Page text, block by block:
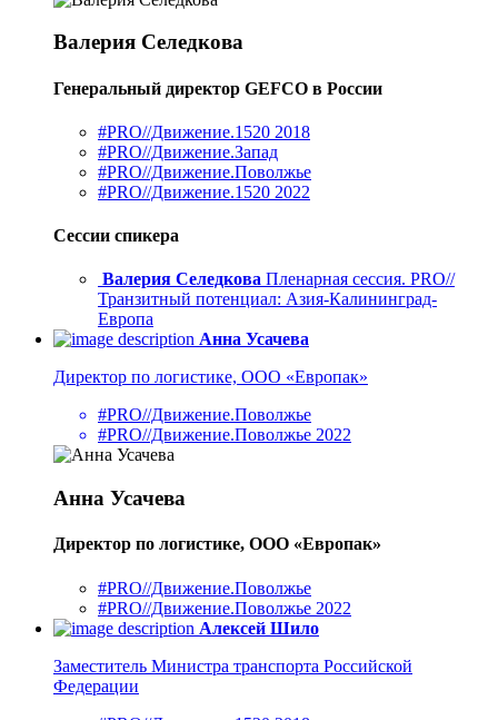
Валерия Селедкова
Генеральный директор GEFCO в России
#PRO//Движение.1520 2018
#PRO//Движение.Запад
#PRO//Движение.Поволжье
#PRO//Движение.1520 2022
Сессии спикера
Валерия Селедкова Пленарная сессия. PRO//
Транзитный потенциал: Азия-Калининград-
Европа
Анна Усачева
Директор по логистике, ООО «Европак»
#PRO//Движение.Поволжье
#PRO//Движение.Поволжье 2022
Анна Усачева
Директор по логистике, ООО «Европак»
#PRO//Движение.Поволжье
#PRO//Движение.Поволжье 2022
Алексей Шило
Заместитель Министра транспорта Российской
Федерации